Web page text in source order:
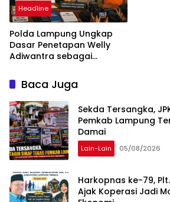
Headline
Polda Lampung Ungkap
Dasar Penetapan Welly
Adiwantra sebagai
Diperiksa
Baca Juga
Sekda Tersangka,
Pemkab Lampung
Damai
Lain-Lain 05/08/2026
Harkopnas ke-79,
Ajak Koperasi Jadi